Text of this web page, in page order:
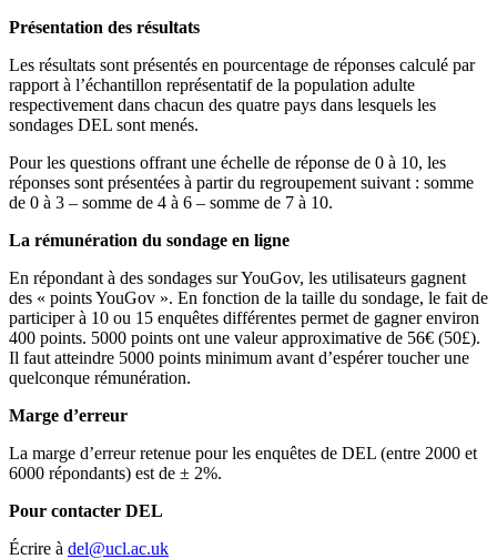
Présentation des résultats
Les résultats sont présentés en pourcentage de réponses calculé par
rapport à l’échantillon représentatif de la population adulte
respectivement dans chacun des quatre pays dans lesquels les
sondages DEL sont menés.
Pour les questions offrant une échelle de réponse de 0 à 10, les
réponses sont présentées à partir du regroupement suivant : somme
de 0 à 3 – somme de 4 à 6 – somme de 7 à 10.
La rémunération du sondage en ligne
En répondant à des sondages sur YouGov, les utilisateurs gagnent
des « points YouGov ». En fonction de la taille du sondage, le fait de
participer à 10 ou 15 enquêtes différentes permet de gagner environ
400 points. 5000 points ont une valeur approximative de 56€ (50£).
Il faut atteindre 5000 points minimum avant d’espérer toucher une
quelconque rémunération.
Marge d’erreur
La marge d’erreur retenue pour les enquêtes de DEL (entre 2000 et
6000 répondants) est de ± 2%.
Pour contacter DEL
Écrire à del@ucl.ac.uk